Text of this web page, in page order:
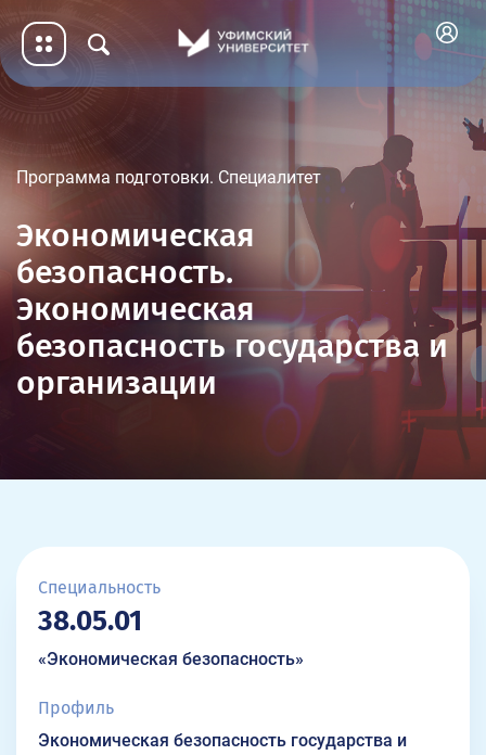
Программа подготовки. Специалитет
Экономическая
безопасность.
Экономическая
безопасность государства и
организации
Специальность
38.05.01
«Экономическая безопасность»
Профиль
Экономическая безопасность государства и